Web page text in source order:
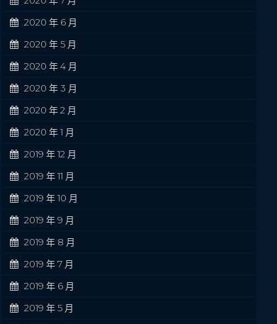
2020 年 6 月
2020 年 5 月
2020 年 4 月
2020 年 3 月
2020 年 2 月
2020 年 1 月
2019 年 12 月
2019 年 11 月
2019 年 10 月
2019 年 9 月
2019 年 8 月
2019 年 7 月
2019 年 6 月
2019 年 5 月